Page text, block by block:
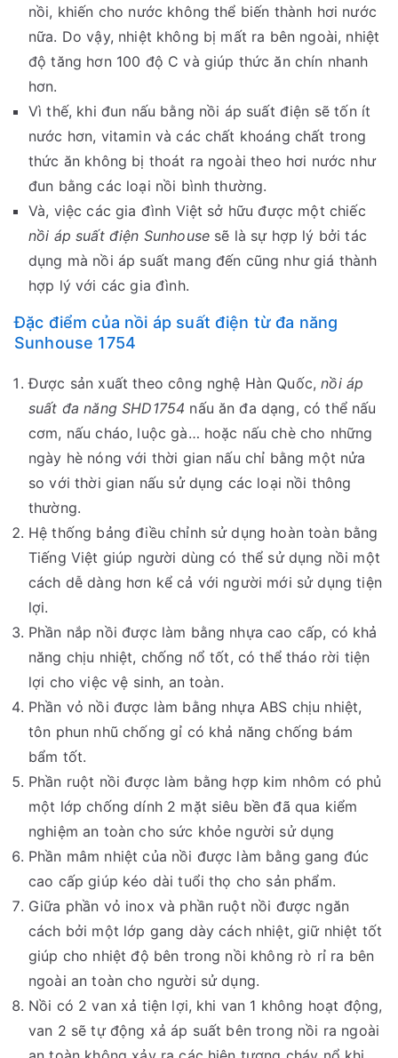
nồi, khiến cho nước không thể biến thành hơi nước
nữa. Do vậy, nhiệt không bị mất ra bên ngoài, nhiệt
độ tăng hơn 100 độ C và giúp thức ăn chín nhanh
hơn.
Vì thế, khi đun nấu bằng nồi áp suất điện sẽ tốn ít
nước hơn, vitamin và các chất khoáng chất trong
thức ăn không bị thoát ra ngoài theo hơi nước như
đun bằng các loại nồi bình thường.
Và, việc các gia đình Việt sở hữu được một chiếc
nồi áp suất điện Sunhouse sẽ là sự hợp lý bởi tác
dụng mà nồi áp suất mang đến cũng như giá thành
hợp lý với các gia đình.
Đặc điểm của nồi áp suất điện từ đa năng
Sunhouse 1754
Được sản xuất theo công nghệ Hàn Quốc,nồi áp
suất đa năng SHD1754 nấu ăn đa dạng, có thể nấu
cơm, nấu cháo, luộc gà… hoặc nấu chè cho những
ngày hè nóng với thời gian nấu chỉ bằng một nửa
so với thời gian nấu sử dụng các loại nồi thông
thường.
Hệ thống bảng điều chỉnh sử dụng hoàn toàn bằng
Tiếng Việt giúp người dùng có thể sử dụng nồi một
cách dễ dàng hơn kể cả với người mới sử dụng tiện
lợi.
Phần nắp nồi được làm bằng nhựa cao cấp, có khả
năng chịu nhiệt, chống nổ tốt, có thể tháo rời tiện
lợi cho việc vệ sinh, an toàn.
Phần vỏ nồi được làm bằng nhựa ABS chịu nhiệt,
tôn phun nhũ chống gỉ có khả năng chống bám
bẩm tốt.
Phần ruột nồi được làm bằng hợp kim nhôm có phủ
một lớp chống dính 2 mặt siêu bền đã qua kiểm
nghiệm an toàn cho sức khỏe người sử dụng
Phần mâm nhiệt của nồi được làm bằng gang đúc
cao cấp giúp kéo dài tuổi thọ cho sản phẩm.
Giữa phần vỏ inox và phần ruột nồi được ngăn
cách bởi một lớp gang dày cách nhiệt, giữ nhiệt tốt
giúp cho nhiệt độ bên trong nồi không rò rỉ ra bên
ngoài an toàn cho người sử dụng.
Nồi có 2 van xả tiện lợi, khi van 1 không hoạt động,
van 2 sẽ tự động xả áp suất bên trong nồi ra ngoài